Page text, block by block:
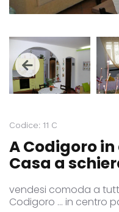
Codice: 11 C
A Codigoro
Casa a
vendesi comoda a
Codigoro ... in centro